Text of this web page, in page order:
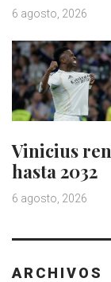
6 agosto, 2026
Vinicius
hasta 2032
6 agosto, 2026
ARCHIVOS